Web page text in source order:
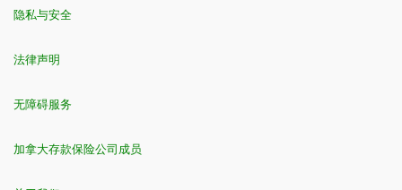
隐私与安全
法律声明
无障碍服务
加拿大存款保险公司成员